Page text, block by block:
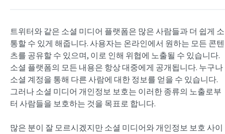
트위터와 같은 소셜 미디어 플랫폼은 많은 사람들과 더 쉽게 소
통할 수 있게 해줍니다. 사용자는 온라인에서 원하는 모든 콘텐
츠를 공유할 수 있으며, 이로 인해 위협에 노출될 수 있습니다.
소셜 플랫폼의 모든 내용은 항상 대중에게 공개됩니다. 누구나
소셜 계정을 통해 다른 사람에 대한 정보를 얻을 수 있습니다.
그러나 소셜 미디어 개인정보 보호는 이러한 종류의 노출로부
터 사람들을 보호하는 것을 목표로 합니다.
많은 분이 잘 모르시겠지만 소셜 미디어와 개인정보 보호 사이